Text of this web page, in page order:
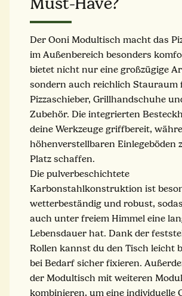
Der Ooni Modultisch macht das
im Außenbereich besonders
bietet nicht nur eine großzügige
sondern auch reichlich Stauraum
Pizzaschieber, Grillhandschuhe
Zubehör. Die integrierten
deine Werkzeuge griffbereit,
höhenverstellbaren Einlegeböden
Platz schaffen.
Die pulverbeschichtete
Karbonstahlkonstruktion ist
wetterbeständig und robust,
auch unter freiem Himmel eine
Lebensdauer hat. Dank der
Rollen kannst du den Tisch leicht
bei Bedarf sicher fixieren.
der Modultisch mit weiteren
kombinieren, um eine individuelle